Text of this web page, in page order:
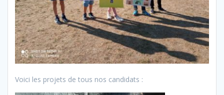
Voici les projets de tous nos candidats :